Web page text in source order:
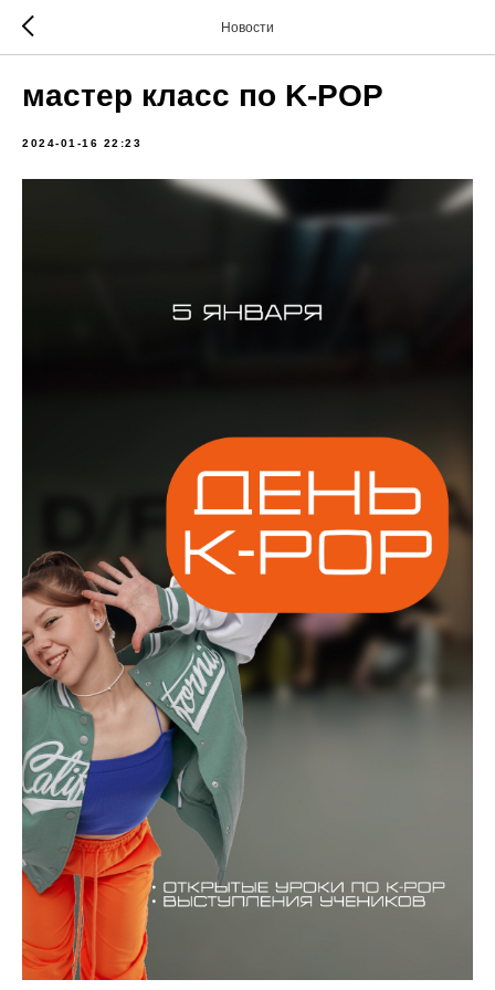
Новости
мастер класс по K-POP
2024-01-16 22:23